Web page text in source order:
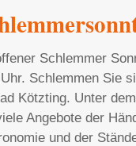
Schlemmer
Schlemmen Sie
Kötzting. Unter
Angebote der
und der